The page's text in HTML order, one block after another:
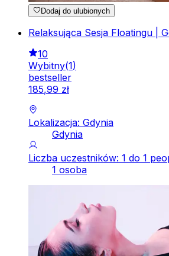
Dodaj do ulubionych
Relaksująca Sesja Floatingu |
10
Wybitny(1)
bestseller
185,99 zł
Lokalizacja: Gdynia
Gdynia
Liczba uczestników: 1 do 1
1 osoba